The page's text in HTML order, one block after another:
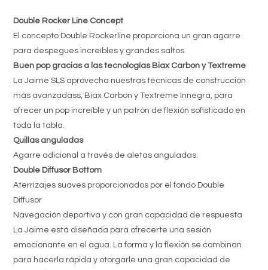
Double Rocker Line Concept
El concepto Double Rockerline proporciona un gran agarre
para despegues increíbles y grandes saltos.
Buen pop gracias a las tecnologías Biax Carbon y Textreme
La Jaime SLS aprovecha nuestras técnicas de construcción
más avanzadass, Biax Carbon y Textreme Innegra, para
ofrecer un pop increíble y un patrón de flexión sofisticado en
toda la tabla.
Quillas anguladas
Agarre adicional a través de aletas anguladas.
Double Diffusor Bottom
Aterrizajes suaves proporcionados por el fondo Double
Diffusor
Navegación deportiva y con gran capacidad de respuesta
La Jaime está diseñada para ofrecerte una sesión
emocionante en el agua. La forma y la flexión se combinan
para hacerla rápida y otorgarle una gran capacidad de